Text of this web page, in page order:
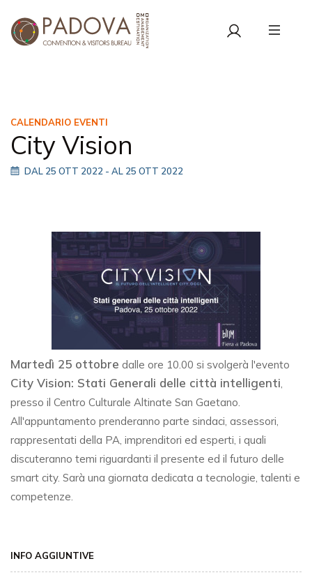
CALENDARIO EVENTI
City Vision
DAL 25 OTT 2022 - AL 25 OTT 2022
Martedì 25 ottobre dalle ore 10.00 si svolgerà l'evento
City Vision: Stati Generali delle città intelligenti,
presso il Centro Culturale Altinate San Gaetano.
All'appuntamento prenderanno parte sindaci, assessori,
rappresentati della PA, imprenditori ed esperti, i quali
discuteranno temi riguardanti il presente ed il futuro delle
smart city. Sarà una giornata dedicata a tecnologie, talenti e
competenze.
INFO AGGIUNTIVE